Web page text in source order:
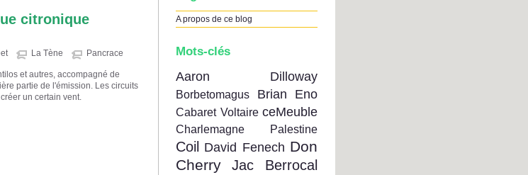
citronique
La Tène Pancrace
et autres, accompagné de
partie de l'émission. Les circuits
un certain vent.
A propos de ce blog
Mots-clés
Aaron Dilloway
Borbetomagus Brian Eno
Cabaret Voltaire ceMeuble
Charlemagne Palestine
Coil David Fenech Don
Cherry
Jac Berrocal